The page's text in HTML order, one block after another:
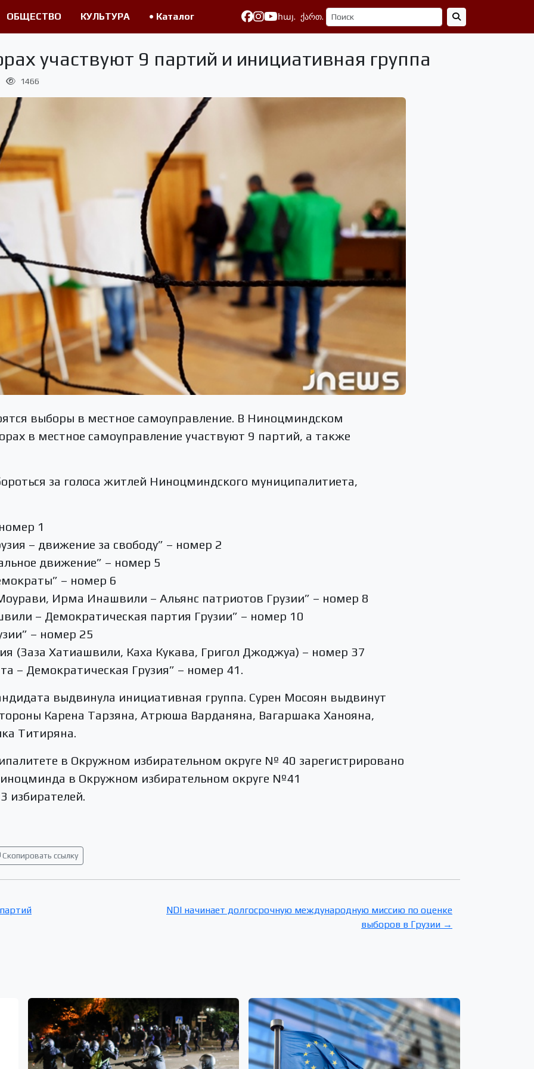
ОБЩЕСТВО КУЛЬТУРА • Каталог հայ. ქართ.
участвуют 9 партий и инициативная группа
1466
выборы в местное самоуправление. В Ниноцминдском
в местное самоуправление участвуют 9 партий, а также
за голоса житлей Ниноцминдского муниципалитиета,
1
– движение за свободу” – номер 2
движение” – номер 5
– номер 6
Ирма Инашвили – Альянс патриотов Грузии” – номер 8
– Демократическая партия Грузии” – номер 10
– номер 25
(Заза Хатиашвили, Каха Кукава, Григол Джоджуа) – номер 37
– Демократическая Грузия” – номер 41.
выдвинула инициативная группа. Сурен Мосоян выдвинут
Карена Тарзяна, Атрюша Варданяна, Вагаршака Ханояна,
Титиряна.
в Окружном избирательном округе № 40 зарегистрировано
в Окружном избирательном округе №41
избирателей.
Скопировать ссылку
NDI начинает долгосрочную международную миссию по оценке
выборов в Грузии →